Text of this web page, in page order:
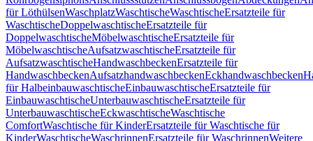
für LöthülsenWaschplatzWaschtischeWaschtischeErsatzteile für
WaschtischeDoppelwaschtischeErsatzteile für
DoppelwaschtischeMöbelwaschtischeErsatzteile für
MöbelwaschtischeAufsatzwaschtischeErsatzteile für
AufsatzwaschtischeHandwaschbeckenErsatzteile für
HandwaschbeckenAufsatzhandwaschbeckenEckhandwaschbecken
für HalbeinbauwaschtischeEinbauwaschtischeErsatzteile für
EinbauwaschtischeUnterbauwaschtischeErsatzteile für
UnterbauwaschtischeEckwaschtischeWaschtische
ComfortWaschtische für KinderErsatzteile für Waschtische für
KinderWaschtischeWaschrinnenErsatzteile für WaschrinnenWeitere